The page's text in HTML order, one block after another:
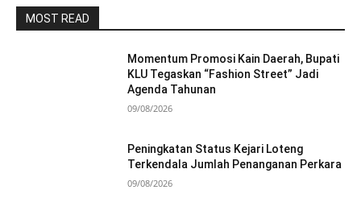
MOST READ
Momentum Promosi Kain Daerah, Bupati
KLU Tegaskan “Fashion Street” Jadi
Agenda Tahunan
09/08/2026
Peningkatan Status Kejari Loteng
Terkendala Jumlah Penanganan Perkara
09/08/2026